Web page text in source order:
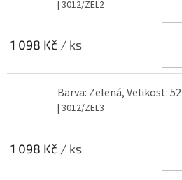
| 3012/ZEL2
1 098 Kč / ks
Barva: Zelená, Velikost: 52
| 3012/ZEL3
1 098 Kč / ks